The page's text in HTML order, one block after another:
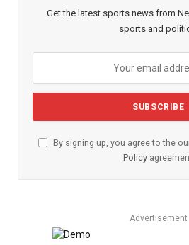
Get the latest sports news from
sports and
By signing up, you agree to the
Policy
Advertisement